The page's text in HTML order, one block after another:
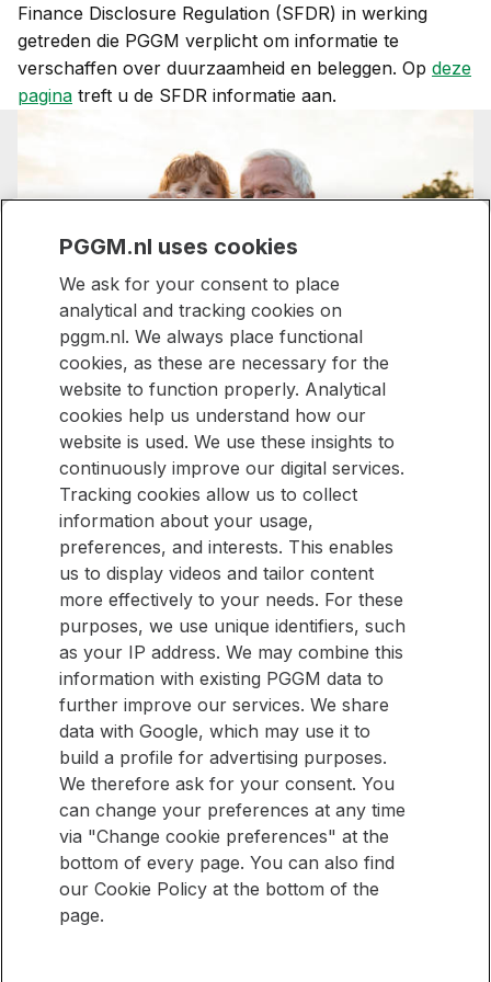
risico’s de rendementsverwachting negatief
beïnvloeden kunnen we besluiten niet te
beleggen of een hoger verwacht rendement
eisen.
Finance Disclosure Regulation (SFDR) in werking
getreden die PGGM verplicht om informatie te
verschaffen over duurzaamheid en beleggen. Op deze
pagina treft u de SFDR informatie aan.
Samen sterk,
bijzonder voor
iedereen
Blijf op de hoogte
hoogte
Wilt u eenvoudig op de hoogte blijven van nieuwe artikelen
op onze website? Meld u dan aan voor onze nieuwsbrief.
E-mailadres
Meld je aan
SNEL NAAR
Pensioenbeheer Overzicht
Vermogensbeheer Overzicht
PGGM.nl uses cookies
We ask for your consent to place
analytical and tracking cookies on
pggm.nl. We always place functional
cookies, as these are necessary for the
website to function properly. Analytical
cookies help us understand how our
website is used. We use these insights to
continuously improve our digital services.
Tracking cookies allow us to collect
information about your usage,
preferences, and interests. This enables
us to display videos and tailor content
more effectively to your needs. For these
purposes, we use unique identifiers, such
as your IP address. We may combine this
information with existing PGGM data to
further improve our services. We share
data with Google, which may use it to
build a profile for advertising purposes.
We therefore ask for your consent. You
can change your preferences at any time
via "Change cookie preferences" at the
bottom of every page. You can also find
our Cookie Policy at the bottom of the
page.